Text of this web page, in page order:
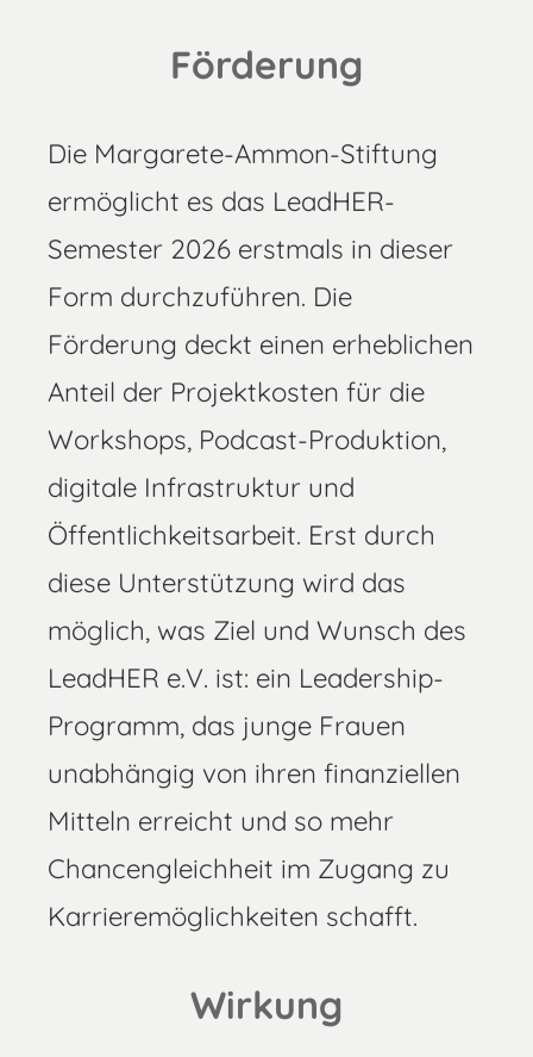
Förderung
Die Margarete-Ammon-Stiftung
ermöglicht es das LeadHER-
Semester 2026 erstmals in dieser
Form durchzuführen. Die
Förderung deckt einen erheblichen
Anteil der Projektkosten für die
Workshops, Podcast-Produktion,
digitale Infrastruktur und
Öffentlichkeitsarbeit. Erst durch
diese Unterstützung wird das
möglich, was Ziel und Wunsch des
LeadHER e.V. ist: ein Leadership-
Programm, das junge Frauen
unabhängig von ihren finanziellen
Mitteln erreicht und so mehr
Chancengleichheit im Zugang zu
Karrieremöglichkeiten schafft.
Wirkung